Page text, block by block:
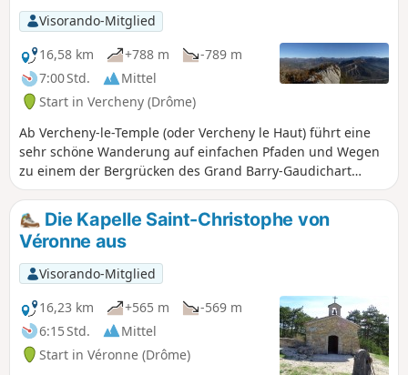
Visorando-Mitglied
16,58 km
+788 m
-789 m
7:00 Std.
Mittel
Start in Vercheny (Drôme)
Ab Vercheny-le-Temple (oder Vercheny le Haut) führt eine
sehr schöne Wanderung auf einfachen Pfaden und Wegen
zu einem der Bergrücken des Grand Barry-Gaudichart
sowie zur Burgruine von Barry. Außergewöhnliche
Ausblicke auf den Vercors, die Baronnies und das
Diois.Rückweg teilweise über den Westhang, von wo aus
sich ein weiterer Ausblick auf die Bergrücken von Saoû
bietet, und zum Schluss über den Osthang, über den Pas
de la Bernarde, der zwischen den Felsen angelegt ist (keine
Kletterausrüstung erforderlich).
Die Kapelle Saint-Christophe von
Véronne aus
Visorando-Mitglied
16,23 km
+565 m
-569 m
6:15 Std.
Mittel
Start in Véronne (Drôme)